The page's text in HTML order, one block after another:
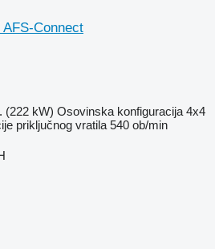
Connect
(222 kW) Osovinska konfiguracija 4x4
priključnog vratila 540 ob/min